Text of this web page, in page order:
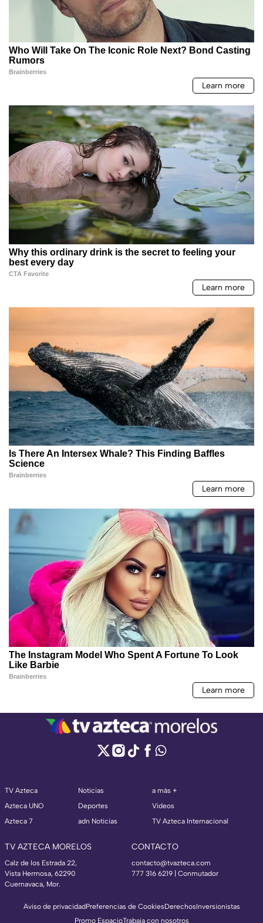
TV Azteca
Azteca UNO
Azteca 7
Noticias
Deportes
adn Noticias
a más +
Videos
TV Azteca Internacional
TV AZTECA MORELOS
Calz de los Estrada 22,
Vista Hermosa, 62290
Cuernavaca, Mor.
CONTACTO
contacto@tvazteca.com
777 316 6219 | Conmutador
Aviso de privacidadPreferencias de CookiesDerechosInversionistas
Promo EspacioTrabaja con nosotros